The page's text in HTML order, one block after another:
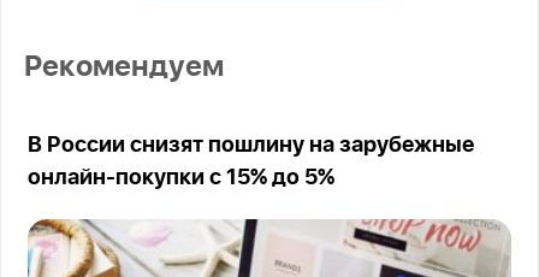
Рекомендуем
В России снизят пошлину на зарубежные
онлайн-покупки с 15% до 5%